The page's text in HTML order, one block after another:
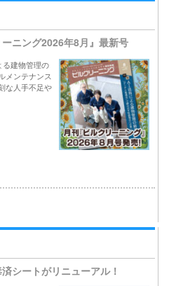
ーニング2026年8月』最新号
る建物管理の
メンテナンス
な人手不足や
シートがリニューアル！